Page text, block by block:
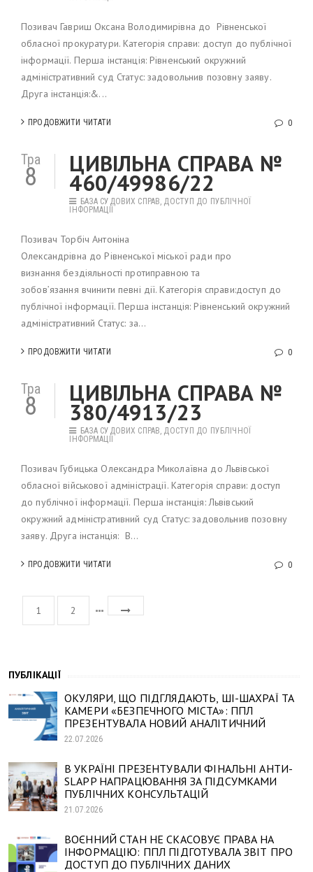
Позивач Гавриш Оксана Володимирівна до Рівненської
обласної прокуратури. Категорія справи: доступ до публічної
інформації. Перша інстанція: Рівненський окружний
адміністративний суд Статус: задовольнив позовну заяву.
Друга інстанція:&...
ПРОДОВЖИТИ ЧИТАТИ 0
Тра
8 ЦИВІЛЬНА СПРАВА №
460/49986/22
БАЗА СУДОВИХ СПРАВ, ДОСТУП ДО ПУБЛІЧНОЇ
ІНФОРМАЦІЇ
Позивач Торбіч Антоніна
Олександрівна до Рівненської міської ради про
визнання бездіяльності протиправною та
зобов’язання вчинити певні дії. Категорія справи:доступ до
публічної інформації. Перша інстанція: Рівненський окружний
адміністративний Статус: за...
ПРОДОВЖИТИ ЧИТАТИ 0
Тра
8 ЦИВІЛЬНА СПРАВА №
380/4913/23
БАЗА СУДОВИХ СПРАВ, ДОСТУП ДО ПУБЛІЧНОЇ
ІНФОРМАЦІЇ
Позивач Губицька Олександра Миколаївна до Львівської
обласної військової адміністрації. Категорія справи: доступ
до публічної інформації. Перша інстанція: Львівський
окружний адміністративний суд Статус: задовольнив позовну
заяву. Друга інстанція: В...
ПРОДОВЖИТИ ЧИТАТИ 0
1 2
ПУБЛІКАЦІЇ
ОКУЛЯРИ, ЩО ПІДГЛЯДАЮТЬ, ШІ-ШАХРАЇ ТА
КАМЕРИ «БЕЗПЕЧНОГО МІСТА»: ППЛ
ПРЕЗЕНТУВАЛА НОВИЙ АНАЛІТИЧНИЙ
22.07.2026
В УКРАЇНІ ПРЕЗЕНТУВАЛИ ФІНАЛЬНІ АНТИ-
SLAPP НАПРАЦЮВАННЯ ЗА ПІДСУМКАМИ
ПУБЛІЧНИХ КОНСУЛЬТАЦІЙ
21.07.2026
ВОЄННИЙ СТАН НЕ СКАСОВУЄ ПРАВА НА
ІНФОРМАЦІЮ: ППЛ ПІДГОТУВАЛА ЗВІТ ПРО
ДОСТУП ДО ПУБЛІЧНИХ ДАНИХ